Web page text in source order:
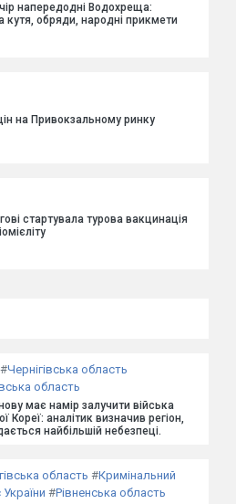
напередодні Водохреща:
кутя, обряди, народні прикмети
на Привокзальному ринку
стартувала турова вакцинація
#Чернігівська область
область
має намір залучити війська
Кореї: аналітик визначив регіон,
найбільшій небезпеці.
область #Кримінальний
#Рівненська область